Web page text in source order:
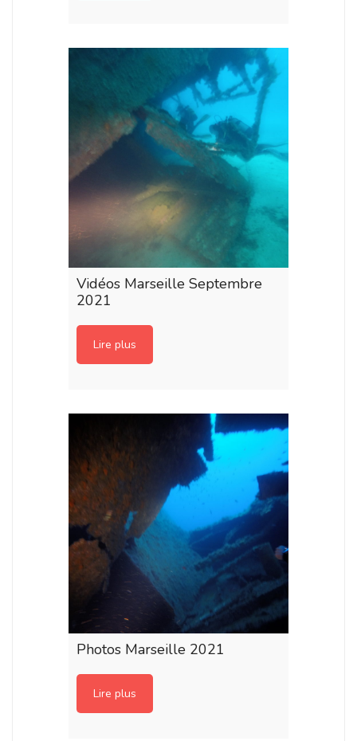
Vidéos Marseille Septembre
2021
Lire plus
Photos Marseille 2021
Lire plus